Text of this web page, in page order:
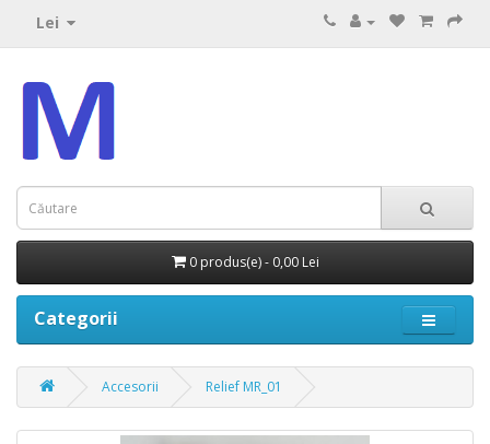
Lei
0 produs(e) - 0,00 Lei
Categorii
Accesorii Relief MR_01